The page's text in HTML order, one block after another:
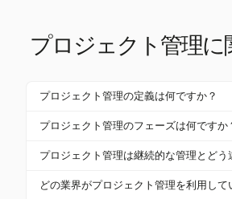
プロジェクト管理に
プロジェクト管理の定義は何ですか？
プロジェクト管理は、特定の制約内
ル、知識、経験を適用することで
います。
プロジェクト管理のフェーズは何ですか
プロジェクト管理は通常、開始、計
ズには、プロジェクトの成功に不
プロジェクト管理は継続的な管理とどう
プロジェクト管理は一時的で、設定
どの業界がプロジェクト管理を利用して